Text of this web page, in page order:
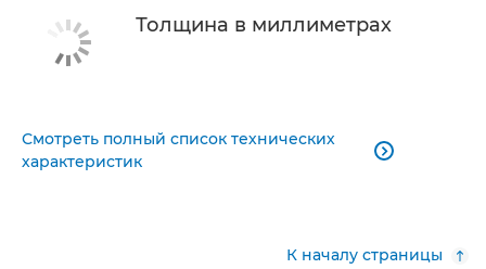
Толщина в миллиметрах
Смотреть полный список технических
характеристик

К началу страницы